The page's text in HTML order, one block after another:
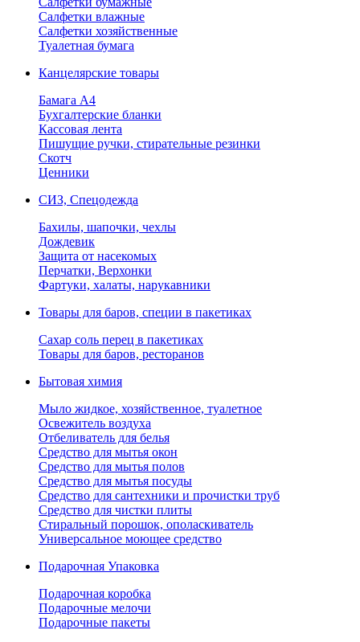
Салфетки влажные
Салфетки хозяйственные
Туалетная бумага
Канцелярские товары
Бамага А4
Бухгалтерские бланки
Кассовая лента
Пишущие ручки, стирательные резинки
Скотч
Ценники
СИЗ, Спецодежда
Бахилы, шапочки, чехлы
Дождевик
Защита от насекомых
Перчатки, Верхонки
Фартуки, халаты, нарукавники
Товары для баров, специи в пакетиках
Сахар соль перец в пакетиках
Товары для баров, ресторанов
Бытовая химия
Мыло жидкое, хозяйственное, туалетное
Освежитель воздуха
Отбеливатель для белья
Средство для мытья окон
Средство для мытья полов
Средство для мытья посуды
Средство для сантехники и прочистки труб
Средство для чистки плиты
Стиральный порошок, ополаскиватель
Универсальное моющее средство
Подарочная Упаковка
Подарочная коробка
Подарочные мелочи
Подарочные пакеты